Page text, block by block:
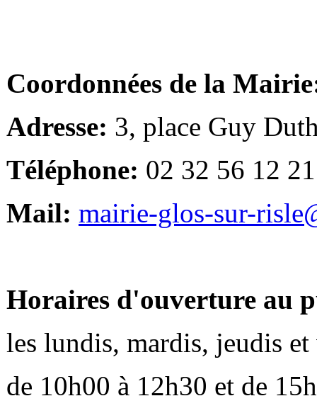
Coordonnées de la
Adresse: 3, place Guy
Téléphone: 02 32 56 12 21
Mail: mairie-glos-sur-
Horaires d'ouverture au
les lundis, mardis, jeudis et
de 10h00 à 12h30 et de